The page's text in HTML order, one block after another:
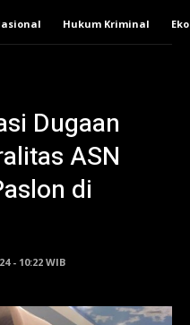
Hukum Kriminal
Dugaan
ASN
di
- 10:22 WIB